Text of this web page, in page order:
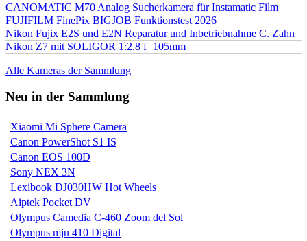
CANOMATIC M70 Analog Sucherkamera für Instamatic Film
FUJIFILM FinePix BIGJOB Funktionstest 2026
Nikon Fujix E2S und E2N Reparatur und Inbetriebnahme C. Zahn
Nikon Z7 mit SOLIGOR 1:2.8 f=105mm
Alle Kameras der Sammlung
Neu in der Sammlung
Xiaomi Mi Sphere Camera
Canon PowerShot S1 IS
Canon EOS 100D
Sony NEX 3N
Lexibook DJ030HW Hot Wheels
Aiptek Pocket DV
Olympus Camedia C-460 Zoom del Sol
Olympus mju 410 Digital